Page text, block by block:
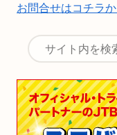
お問合せはコチラ